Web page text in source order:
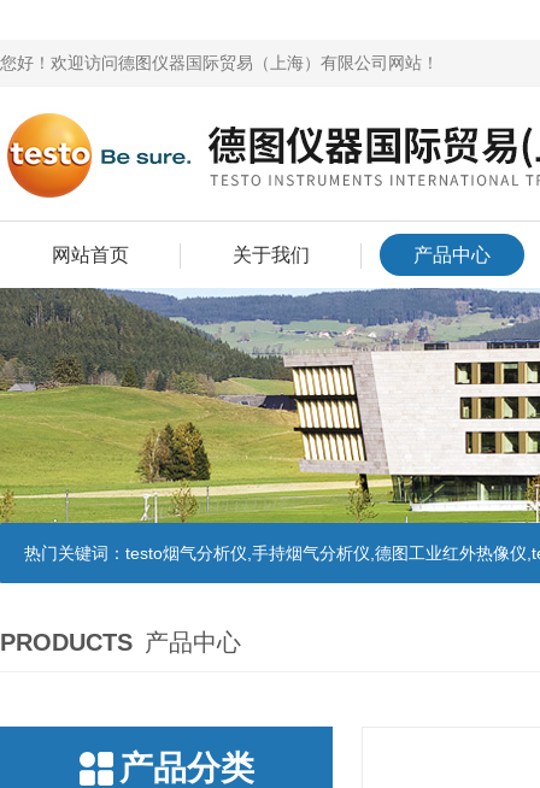
您好！欢迎访问德图仪器国际贸易（上海）有限公司网站！
网站首页 关于我们 产品中心
热门关键词： testo烟气分析仪,手持烟气分析仪,德图工业红外热像仪
PRODUCTS 产品中心
产品分类